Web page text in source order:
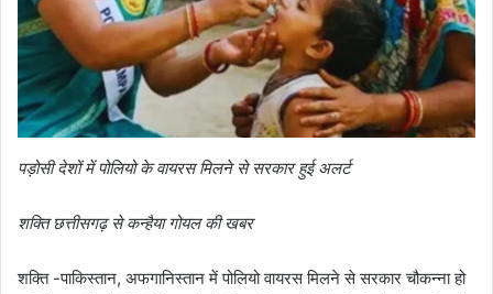
पड़ोसी देशों में पोलियो के वायरस मिलने से सरकार हुई अलर्ट
शक्ति छत्तीसगढ़ से कन्हैया गोयल की खबर
शक्ति -पाकिस्तान, अफगानिस्तान में पोलियो वायरस मिलने से सरकार चौकन्ना हो